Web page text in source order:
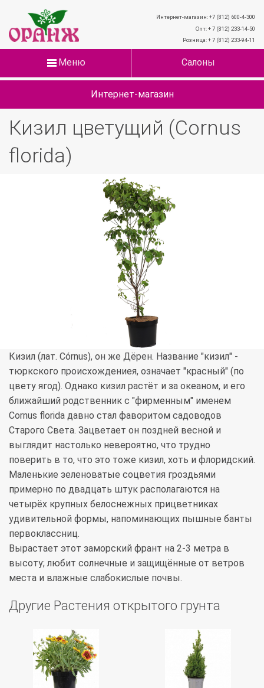
Интернет-магазин: +7 (812) 600-4-300
Опт: + 7 (812) 233-14-50
Розница: + 7 (812) 233-94-11
Меню Салоны
Интернет-магазин
Кизил цветущий (Cornus
florida)
Кизил (лат. Córnus), он же Дёрен. Название "кизил" -
тюркского происхождениея, означает "красный" (по
цвету ягод). Однако кизил растёт и за океаном, и его
ближайший родственник с "фирменным" именем
Cornus florida давно стал фаворитом садоводов
Старого Света. Зацветает он поздней весной и
выглядит настолько невероятно, что трудно
поверить в то, что это тоже кизил, хоть и флоридский.
Маленькие зеленоватые соцветия гроздьями
примерно по двадцать штук располагаются на
четырёх крупных белоснежных прицветниках
удивительной формы, напоминающих пышные банты
первоклассниц.
Вырастает этот заморский франт на 2-3 метра в
высоту; любит солнечные и защищённые от ветров
места и влажные слабокислые почвы.
Другие Растения открытого грунта